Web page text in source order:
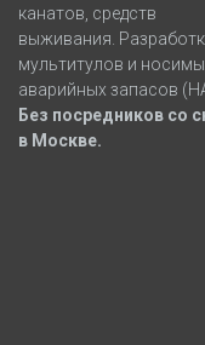
канатов, средств
выживания.
мультитулов и
аварийных запасов
Без посредников со
в Москве.